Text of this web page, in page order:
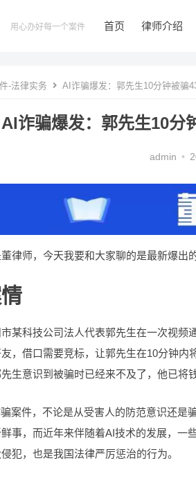
用心办好每一个案件 首页 律师介绍
-法律实务 AI诈骗爆发：郭先生10分钟被骗
AI诈骗爆发：郭先生10分
admin •
律师，今天我要和大家聊的是最新爆出
某科技公司法人代表郭先生在一次视频
，借口需要竞标，让郭先生在10分钟
生意识到被骗时已经来不及了，他已将
案件，不论是从受害人的防范意识还是
事，而近年来伴随着AI技术的发展，一
犯，也是我国法律严厉惩治的行为。